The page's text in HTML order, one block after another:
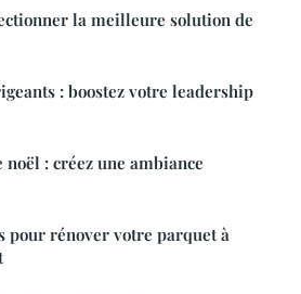
la meilleure solution de
: boostez votre leadership
: créez une ambiance
pour rénover votre parquet à